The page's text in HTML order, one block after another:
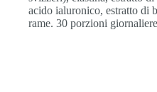
acido ialuronico, estratto di
rame. 30 porzioni